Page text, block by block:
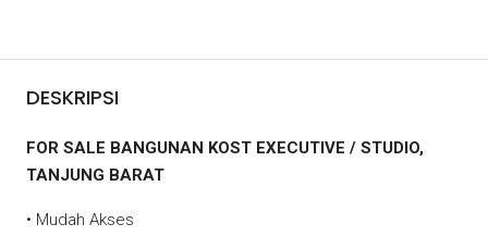
DESKRIPSI
FOR SALE BANGUNAN KOST EXECUTIVE / STUDIO,
TANJUNG BARAT
• Mudah Akses